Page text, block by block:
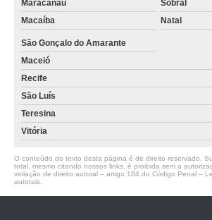
Maracanaú
Sobral
Macaíba
Natal
São Gonçalo do Amarante
Maceió
Recife
São Luís
Teresina
Vitória
O conteúdo do texto desta página é de direito reservado.
total, mesmo citando nossos links, é proibida sem a
violação de direito autoral – artigo 184 do Código Penal –
autorais